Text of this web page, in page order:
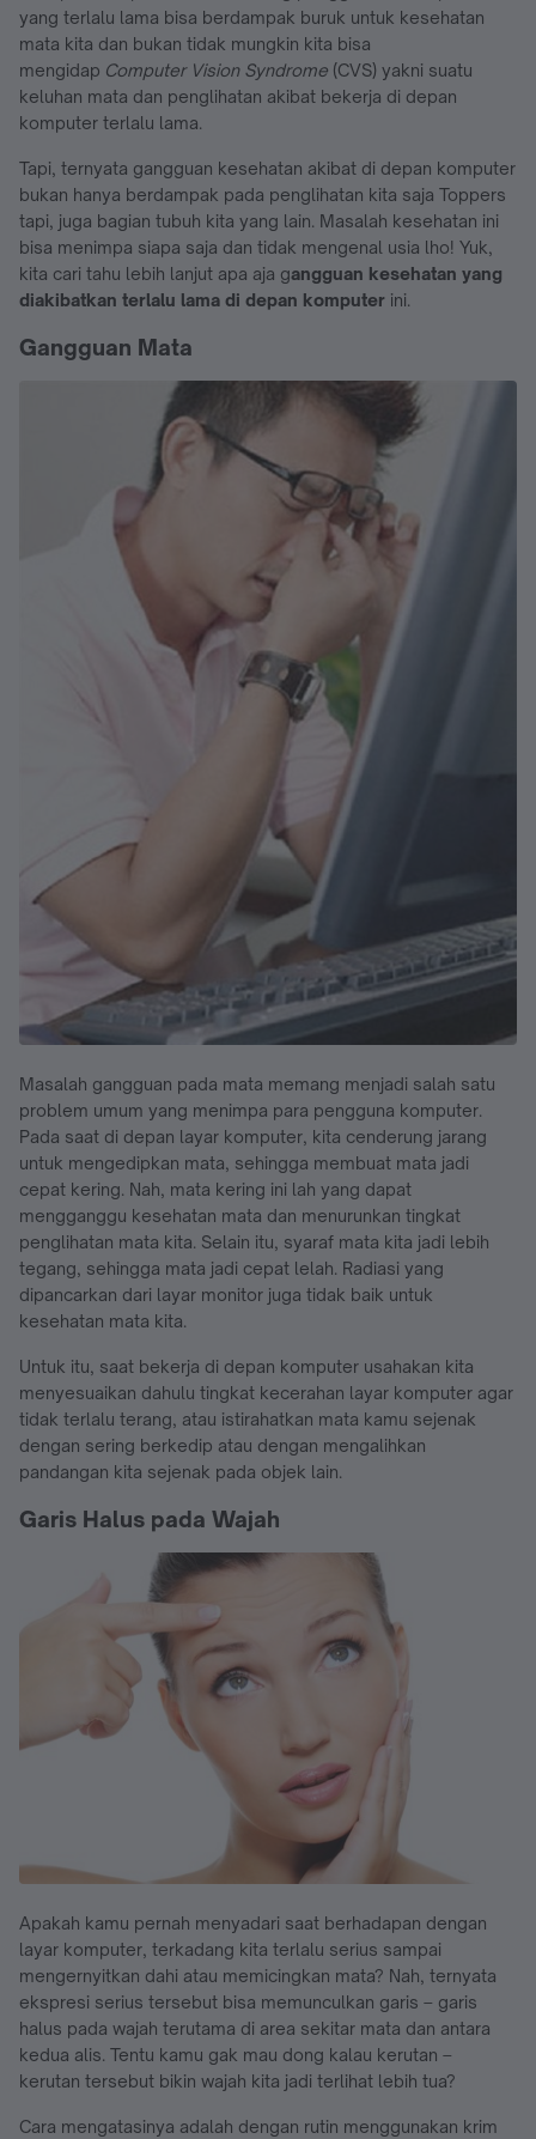
yang terlalu lama bisa berdampak buruk untuk kesehatan
mata kita dan bukan tidak mungkin kita bisa
mengidap Computer Vision Syndrome (CVS) yakni suatu
keluhan mata dan penglihatan akibat bekerja di depan
komputer terlalu lama.
Tapi, ternyata gangguan kesehatan akibat di depan komputer
bukan hanya berdampak pada penglihatan kita saja Toppers
tapi, juga bagian tubuh kita yang lain. Masalah kesehatan ini
bisa menimpa siapa saja dan tidak mengenal usia lho! Yuk,
kita cari tahu lebih lanjut apa aja gangguan kesehatan yang
diakibatkan terlalu lama di depan komputer ini.
Gangguan Mata
Masalah gangguan pada mata memang menjadi salah satu
problem umum yang menimpa para pengguna komputer.
Pada saat di depan layar komputer, kita cenderung jarang
untuk mengedipkan mata, sehingga membuat mata jadi
cepat kering. Nah, mata kering ini lah yang dapat
mengganggu kesehatan mata dan menurunkan tingkat
penglihatan mata kita. Selain itu, syaraf mata kita jadi lebih
tegang, sehingga mata jadi cepat lelah. Radiasi yang
dipancarkan dari layar monitor juga tidak baik untuk
kesehatan mata kita.
Untuk itu, saat bekerja di depan komputer usahakan kita
menyesuaikan dahulu tingkat kecerahan layar komputer agar
tidak terlalu terang, atau istirahatkan mata kamu sejenak
dengan sering berkedip atau dengan mengalihkan
pandangan kita sejenak pada objek lain.
Garis Halus pada Wajah
Apakah kamu pernah menyadari saat berhadapan dengan
layar komputer, terkadang kita terlalu serius sampai
mengernyitkan dahi atau memicingkan mata? Nah, ternyata
ekspresi serius tersebut bisa memunculkan garis – garis
halus pada wajah terutama di area sekitar mata dan antara
kedua alis. Tentu kamu gak mau dong kalau kerutan –
kerutan tersebut bikin wajah kita jadi terlihat lebih tua?
Cara mengatasinya adalah dengan rutin menggunakan krim